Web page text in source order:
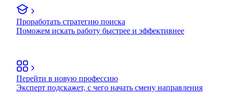
Проработать стратегию поиска
Поможем искать работу быстрее и эффективнее
Перейти в новую профессию
Эксперт подскажет, с чего начать смену направления